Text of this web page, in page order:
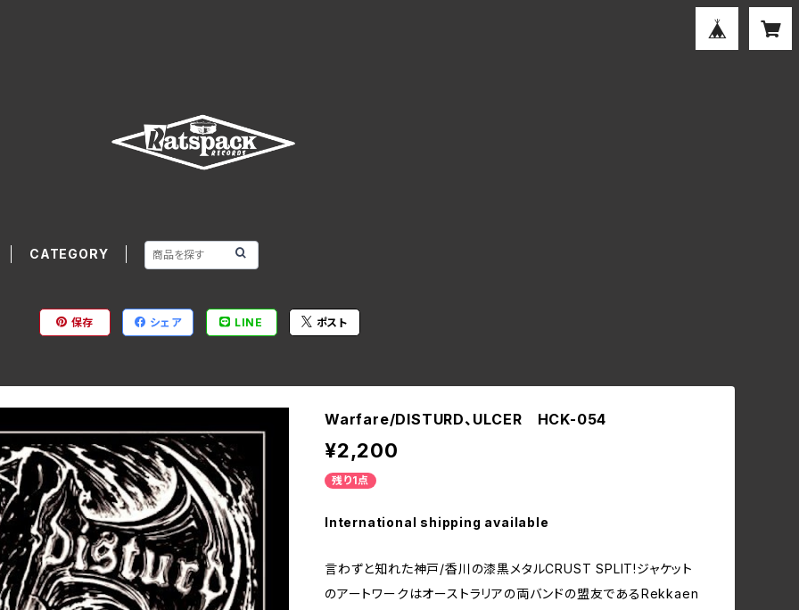
CATEGORY
保存 シェア LINE ポスト
Warfare/DISTURD、ULCER HCK-054
¥2,200
残り1点
International shipping available
言わずと知れた神戸/香川の漆黒メタルCRUST SPLIT!ジャケット
のアートワークはオーストラリアの両バンドの盟友であるRekkaen